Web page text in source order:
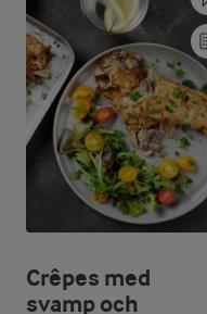
Crêpes med
svamp och